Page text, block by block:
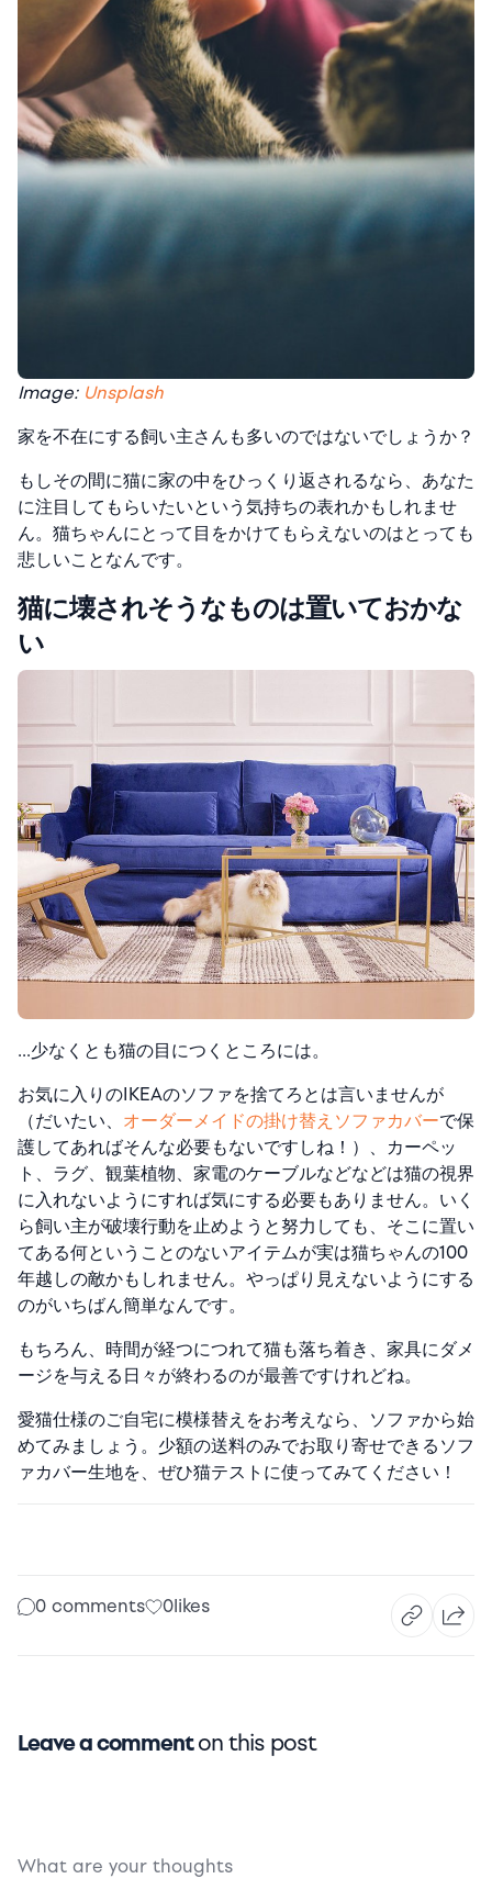
Image: Unsplash
家を不在にする飼い主さんも多いのではないでしょうか？
もしその間に猫に家の中をひっくり返されるなら、あなた
に注目してもらいたいという気持ちの表れかもしれませ
ん。猫ちゃんにとって目をかけてもらえないのはとっても
悲しいことなんです。
猫に壊されそうなものは置いておかな
い
…少なくとも猫の目につくところには。
お気に入りのIKEAのソファを捨てろとは言いませんが
（だいたい、 オーダーメイドの掛け替えソファカバーで保
護してあればそんな必要もないですしね！）、カーペッ
ト、ラグ、観葉植物、家電のケーブルなどなどは猫の視界
に入れないようにすれば気にする必要もありません。いく
ら飼い主が破壊行動を止めようと努力しても、そこに置い
てある何ということのないアイテムが実は猫ちゃんの100
年越しの敵かもしれません。やっぱり見えないようにする
のがいちばん簡単なんです。
もちろん、時間が経つにつれて猫も落ち着き、家具にダメ
ージを与える日々が終わるのが最善ですけれどね。
愛猫仕様のご自宅に模様替えをお考えなら、ソファから始
めてみましょう。少額の送料のみでお取り寄せできるソフ
ァカバー生地を、ぜひ猫テストに使ってみてください！
0 comments 0likes
Leave a commenton this post